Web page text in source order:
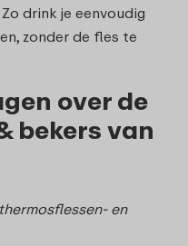
drink je eenvoudig
zonder de fles te
over de
bekers van
en